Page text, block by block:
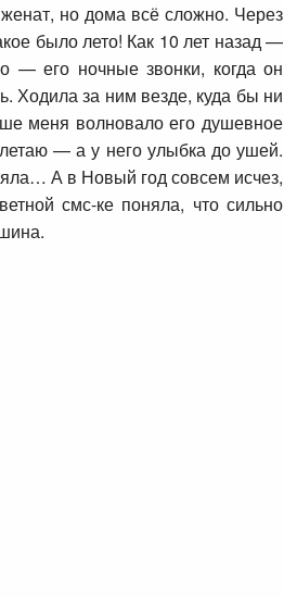
но дома всё сложно. Через
было лето! Как 10 лет назад —
— его ночные звонки, когда он
Ходила за ним везде, куда бы ни
меня волновало его душевное
— а у него улыбка до ушей.
А в Новый год совсем исчез,
смс-ке поняла, что сильно